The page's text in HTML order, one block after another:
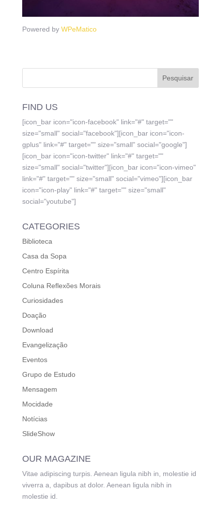
Powered by WPeMatico
FIND US
[icon_bar icon="icon-facebook" link="#" target=""
size="small" social="facebook"][icon_bar icon="icon-
gplus" link="#" target="" size="small" social="google"]
[icon_bar icon="icon-twitter" link="#" target=""
size="small" social="twitter"][icon_bar icon="icon-vimeo"
link="#" target="" size="small" social="vimeo"][icon_bar
icon="icon-play" link="#" target="" size="small"
social="youtube"]
CATEGORIES
Biblioteca
Casa da Sopa
Centro Espírita
Coluna Reflexões Morais
Curiosidades
Doação
Download
Evangelização
Eventos
Grupo de Estudo
Mensagem
Mocidade
Notícias
SlideShow
OUR MAGAZINE
Vitae adipiscing turpis. Aenean ligula nibh in, molestie id
viverra a, dapibus at dolor. Aenean ligula nibh in
molestie id.